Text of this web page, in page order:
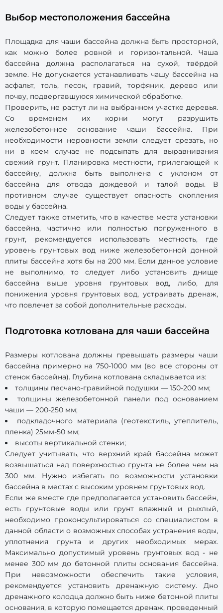
Выбор местоположения бассейна
Площадка для чаши бассейна должна быть просторной,
как можно более ровной и горизонтальной. Чаша
бассейна должна располагаться на сухой, твёрдой
земле. Не допускается устанавливать чашу бассейна на
асфальт, толь, песок, гравий, торфяник, дерево или
почву, подвергавшуюся химической обработке.
Проверить, не растут ли на выбранном участке деревья.
Со временем их корни могут разрушить
железобетонное основание чаши бассейна. При
необходимости неровности земли следует срезать, но
ни в коем случае не подсыпать для выравнивания
свежий грунт. Планировка местности, прилегающей к
бассейну, должна быть выполнена с уклоном от
бассейна для отвода дождевой и талой воды. В
противном случае существует опасность скопления
воды у бассейна.
Следует также отметить, что в качестве места установки
бассейна, частично или полностью погруженного в
грунт, рекомендуется использовать местность, где
уровень грунтовых вод ниже железобетонной донной
плиты бассейна хотя бы на 200 мм. Если данное условие
не выполнимо, то следует либо установить днище
бассейна выше уровня грунтовых вод, либо, для
понижения уровня грунтовых вод, устраивать дренаж,
что повлечет за собой дополнительные расходы.
Подготовка котлована для чаши бассейна
Размеры котлована должны превышать размеры чаши
бассейна примерно на 750-1000 мм (во все стороны от
стенок бассейна). Глубина котлована складывается из:
толщины песчано-гравийной подушки — 150-200 мм;
толщины железобетонной панели под основанием
чаши — 200-250 мм;
подкладочного материала (геотекстиль, утеплитель,
пленка) 25мм-50 мм;
высоты вертикальной стенки;
Следует учитывать, что верхний край бассейна может
возвышаться над поверхностью грунта не более чем на
300 мм. Нужно избегать по возможности установки
бассейна в местах с высоким уровнем грунтовых вод.
Если же вместе где предполагается установить бассейн,
есть грунтовые воды или грунт влажный и рыхлый,
необходимо проконсультироваться со специалистом в
данной области о возможных способах устранения воды,
уплотнения грунта и других необходимых мерах.
Максимально допустимый уровень грунтовых вод - не
менее 300 мм до бетонной плиты основания бассейна.
При невозможности обеспечить такие условия,
рекомендуется установить дренажную систему. Дно
дренажного колодца должно быть ниже бетонной плиты
основания, в которую помещается дренаж, проведенный